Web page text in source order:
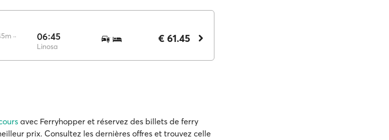
·· 06:45
Linosa
€ 61.45
avec Ferryhopper et réservez des billets de ferry
prix. Consultez les dernières offres et trouvez celle